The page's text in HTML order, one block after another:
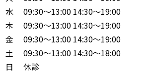
水
09:30〜13:00 14:30〜19:00
木
09:30〜13:00 14:30〜19:00
金
09:30〜13:00 14:30〜19:00
土
09:30〜13:00 14:30〜18:00
日
休診